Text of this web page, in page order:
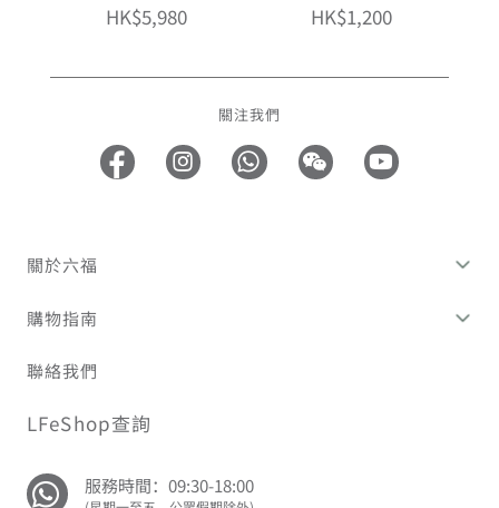
HK$5,980 HK$1,200
關注我們
關於六福
購物指南
聯絡我們
LFeShop查詢
服務時間：09:30-18:00